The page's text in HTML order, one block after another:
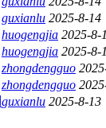
guxianlu 2025-8-14
huogengjia 2025-8-
huogengjia 2025-8-
zhongdengguo
zhongdengguo
guxianlu 2025-8-13